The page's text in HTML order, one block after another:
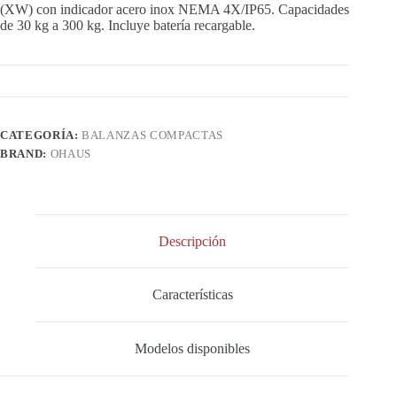
(XW) con indicador acero inox NEMA 4X/IP65. Capacidades
de 30 kg a 300 kg. Incluye batería recargable.
CATEGORÍA:BALANZAS COMPACTAS
BRAND: OHAUS
Descripción
Características
Modelos disponibles